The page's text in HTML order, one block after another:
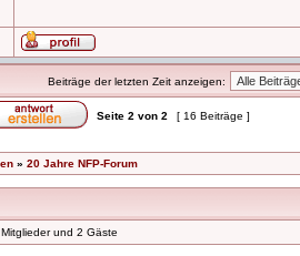
Beiträge der letzten Zeit anzeigen:
Seite 2 von 2 [ 16 Beiträge ]
» 20 Jahre NFP-Forum
und 2 Gäste